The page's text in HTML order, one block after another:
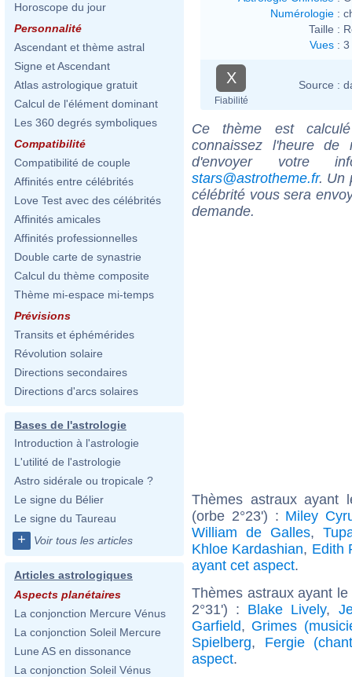
Horoscope du jour
Personnalité
Ascendant et thème astral
Signe et Ascendant
Atlas astrologique gratuit
Calcul de l'élément dominant
Les 360 degrés symboliques
Compatibilité
Compatibilité de couple
Affinités entre célébrités
Love Test avec des célébrités
Affinités amicales
Affinités professionnelles
Double carte de synastrie
Calcul du thème composite
Thème mi-espace mi-temps
Prévisions
Transits et éphémérides
Révolution solaire
Directions secondaires
Directions d'arcs solaires
Bases de l'astrologie
Introduction à l'astrologie
L'utilité de l'astrologie
Astro sidérale ou tropicale ?
Le signe du Bélier
Le signe du Taureau
+ Voir tous les articles
Articles astrologiques
Aspects planétaires
La conjonction Mercure Vénus
La conjonction Soleil Mercure
Lune AS en dissonance
La conjonction Soleil Vénus
Numérologie :
Taille :
Vues : 3
X
Fiabilité
Source :
Ce thème est
connaissez l'heure
d'envoyer votre
stars@astrotheme.fr. Un
célébrité vous sera
demande.
Thèmes astraux ayant
(orbe 2°23') : Miley
William de Galles,
Khloe Kardashian, Edith
ayant cet aspect.
Thèmes astraux ayant
2°31') : Blake Lively,
Garfield, Grimes
Spielberg, Fergie
aspect.